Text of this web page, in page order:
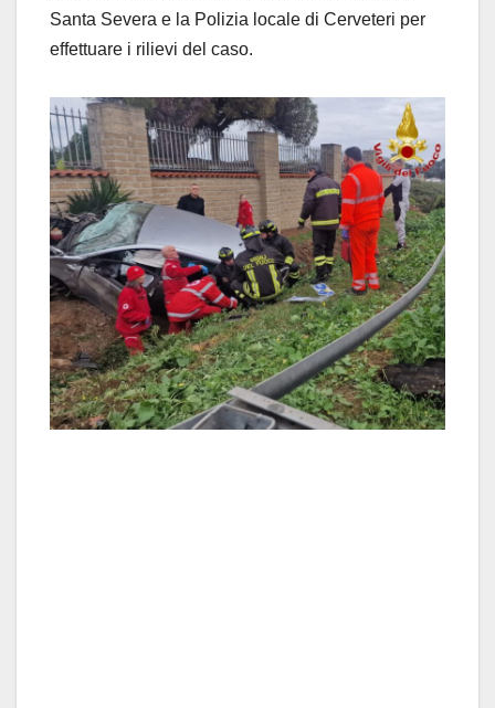
Santa Severa e la Polizia locale di Cerveteri per
effettuare i rilievi del caso.